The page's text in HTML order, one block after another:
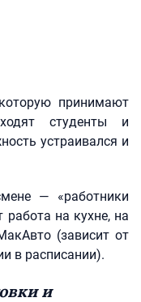
принимают
студенты и
устраивался и
— «работники
работа на кухне, на
(зависит от
в расписании).
и